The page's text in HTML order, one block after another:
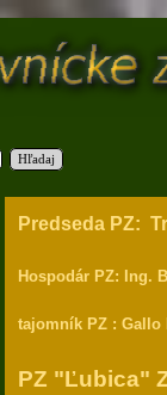
Hľadaj
Predseda PZ:
Hospodár PZ: Ing.
tajomník PZ : Gallo
PZ "Ľubica"